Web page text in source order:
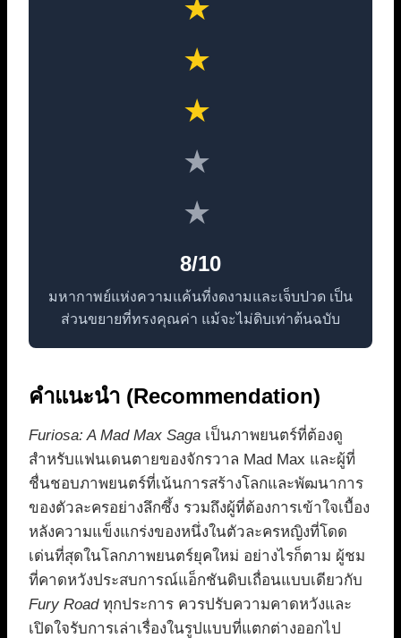
★
★
★
★
★
8/10
มหากาพย์แห่งความแค้นที่งดงามและเจ็บปวด เป็น
ส่วนขยายที่ทรงคุณค่า แม้จะไม่ดิบเท่าต้นฉบับ
คำแนะนำ (Recommendation)
Furiosa: A Mad Max Saga เป็นภาพยนตร์ที่ต้องดู
สำหรับแฟนเดนตายของจักรวาล Mad Max และผู้ที่
ชื่นชอบภาพยนตร์ที่เน้นการสร้างโลกและพัฒนาการ
ของตัวละครอย่างลึกซึ้ง รวมถึงผู้ที่ต้องการเข้าใจเบื้อง
หลังความแข็งแกร่งของหนึ่งในตัวละครหญิงที่โดด
เด่นที่สุดในโลกภาพยนตร์ยุคใหม่ อย่างไรก็ตาม ผู้ชม
ที่คาดหวังประสบการณ์แอ็กชันดิบเถื่อนแบบเดียวกับ
Fury Roadทุกประการ ควรปรับความคาดหวังและ
เปิดใจรับการเล่าเรื่องในรูปแบบที่แตกต่างออกไป